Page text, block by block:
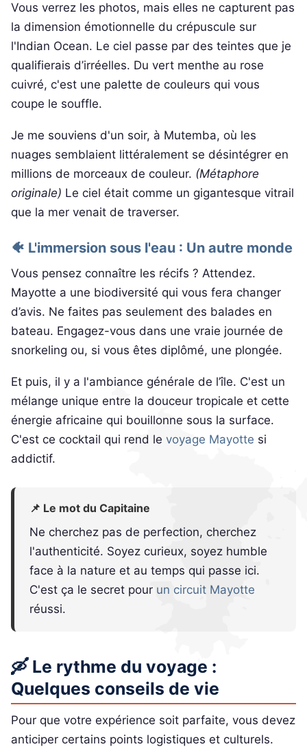
Vous verrez les photos, mais elles ne capturent pas
la dimension émotionnelle du crépuscule sur
l'Indian Ocean. Le ciel passe par des teintes que je
qualifierais d’irréelles. Du vert menthe au rose
cuivré, c'est une palette de couleurs qui vous
coupe le souffle.
Je me souviens d'un soir, à Mutemba, où les
nuages semblaient littéralement se désintégrer en
millions de morceaux de couleur. (Métaphore
originale) Le ciel était comme un gigantesque vitrail
que la mer venait de traverser.
🐠 L'immersion sous l'eau : Un autre monde
Vous pensez connaître les récifs ? Attendez.
Mayotte a une biodiversité qui vous fera changer
d’avis. Ne faites pas seulement des balades en
bateau. Engagez-vous dans une vraie journée de
snorkeling ou, si vous êtes diplômé, une plongée.
Et puis, il y a l'ambiance générale de l’île. C'est un
mélange unique entre la douceur tropicale et cette
énergie africaine qui bouillonne sous la surface.
C'est ce cocktail qui rend le voyage Mayotte si
addictif.
📌 Le mot du Capitaine
Ne cherchez pas de perfection, cherchez
l'authenticité. Soyez curieux, soyez humble
face à la nature et au temps qui passe ici.
C'est ça le secret pour un circuit Mayotte
réussi.
🛶 Le rythme du voyage :
Quelques conseils de vie
Pour que votre expérience soit parfaite, vous devez
anticiper certains points logistiques et culturels.